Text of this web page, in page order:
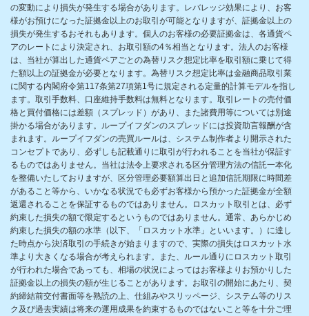
の変動により損失が発生する場合があります。レバレッジ効果により、お客
様がお預けになった証拠金以上のお取引が可能となりますが、証拠金以上の
損失が発生するおそれもあります。個人のお客様の必要証拠金は、各通貨ペ
アのレートにより決定され、お取引額の4％相当となります。法人のお客様
は、当社が算出した通貨ペアごとの為替リスク想定比率を取引額に乗じて得
た額以上の証拠金が必要となります。為替リスク想定比率は金融商品取引業
に関する内閣府令第117条第27項第1号に規定される定量的計算モデルを指し
ます。取引手数料、口座維持手数料は無料となります。取引レートの売付価
格と買付価格には差額（スプレッド）があり、また諸費用等については別途
掛かる場合があります。ループイフダンのスプレッドには投資助言報酬が含
まれます。ループイフダンの売買ルールは、システム制作者より開示された
コンセプトであり、必ずしも記載通りに取引が行われることを当社が保証す
るものではありません。当社は法令上要求される区分管理方法の信託一本化
を整備いたしておりますが、区分管理必要額算出日と追加信託期限に時間差
があること等から、いかなる状況でも必ずお客様から預かった証拠金が全額
返還されることを保証するものではありません。ロスカット取引とは、必ず
約束した損失の額で限定するというものではありません。通常、あらかじめ
約束した損失の額の水準（以下、「ロスカット水準」といいます。）に達し
た時点から決済取引の手続きが始まりますので、実際の損失はロスカット水
準より大きくなる場合が考えられます。また、ルール通りにロスカット取引
が行われた場合であっても、相場の状況によってはお客様よりお預かりした
証拠金以上の損失の額が生じることがあります。お取引の開始にあたり、契
約締結前交付書面等を熟読の上、仕組みやスリッページ、システム等のリス
ク及び過去実績は将来の運用成果を約束するものではないこと等を十分ご理